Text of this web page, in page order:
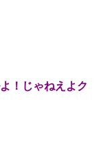
！じゃねえよク